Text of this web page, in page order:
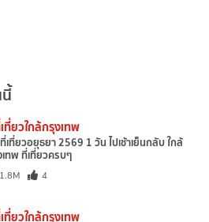
ที่ยวใกล้กรุงเทพ
เที่ยวอยุธยา 2569 1 วัน ไปเช้าเย็นกลับ ใกล้
ทพ ที่เที่ยวครบๆ
1.8M 4
ที่ยวใกล้กรุงเทพ